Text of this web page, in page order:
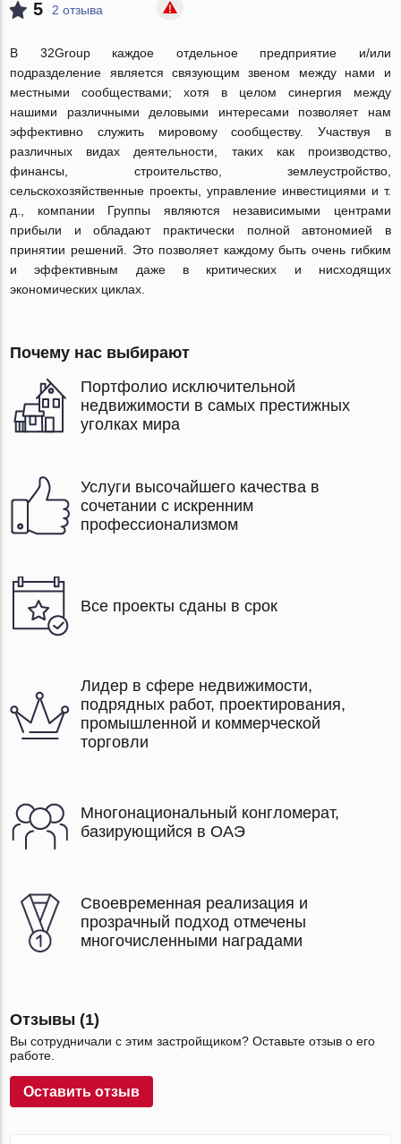
5 2 отзыва
В 32Group каждое отдельное предприятие и/или
подразделение является связующим звеном между нами и
местными сообществами; хотя в целом синергия между
нашими различными деловыми интересами позволяет нам
эффективно служить мировому сообществу. Участвуя в
различных видах деятельности, таких как производство,
финансы, строительство, землеустройство,
сельскохозяйственные проекты, управление инвестициями и т.
д., компании Группы являются независимыми центрами
прибыли и обладают практически полной автономией в
принятии решений. Это позволяет каждому быть очень гибким
и эффективным даже в критических и нисходящих
экономических циклах.
Почему нас выбирают
Портфолио исключительной
недвижимости в самых престижных
уголках мира
Услуги высочайшего качества в
сочетании с искренним
профессионализмом
Все проекты сданы в срок
Лидер в сфере недвижимости,
подрядных работ, проектирования,
промышленной и коммерческой
торговли
Многонациональный конгломерат,
базирующийся в ОАЭ
Своевременная реализация и
прозрачный подход отмечены
многочисленными наградами
Отзывы (1)
Вы сотрудничали с этим застройщиком? Оставьте отзыв о его
работе.
Оставить отзыв